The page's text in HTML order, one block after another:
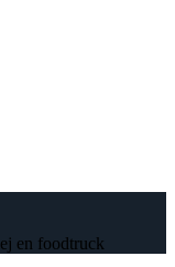
en foodtruck